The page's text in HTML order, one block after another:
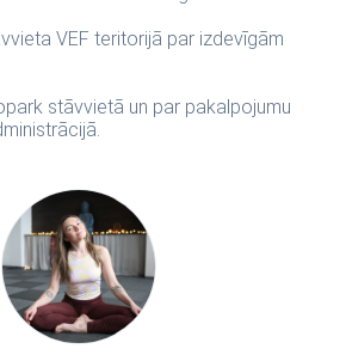
VEF teritorijā par izdevīgām
stāvvietā un par pakalpojumu